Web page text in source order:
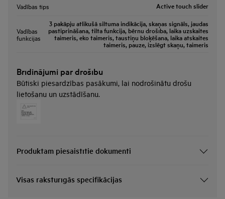
Vadības tips Active touch slider
Vadības
funkcijas
3 pakāpju atlikušā siltuma indikācija, skaņas signāls, jaudas
pastiprināšana, tilta funkcija, bērnu drošība, laika uzskaites
taimeris, eko taimeris, taustiņu bloķēšana, laika atskaites
taimeris, pauze, izslēgt skaņu, taimeris
Brīdinājumi par drošību
Būtiski piesardzības pasākumi, lai nodrošinātu drošu
lietošanu un uzstādīšanu.
Produktam piesaistītie dokumenti
Visas raksturīgās specifikācijas